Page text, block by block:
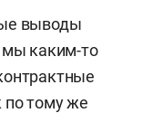
выводы
мы каким-то
по тому же